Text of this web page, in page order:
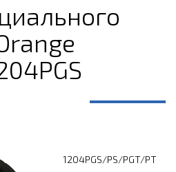
1204PGS/PS/PGT/PT